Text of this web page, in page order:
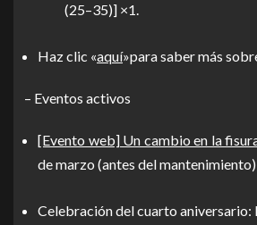
(25–35)] ×1.
Haz clic «aquí»para saber más
– Eventos activos
[Evento web] Un cambio en la
de marzo (antes del mantenimiento)
Celebración del cuarto aniversario: